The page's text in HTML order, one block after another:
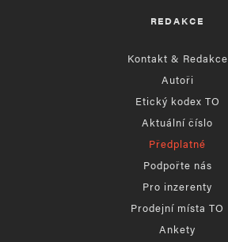
REDAKCE
Kontakt & Redakce
Autoři
Etický kodex TO
Aktuální číslo
Předplatné
Podpořte nás
Pro inzerenty
Prodejní místa TO
Ankety